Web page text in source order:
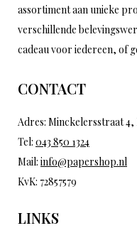
assortiment aan unieke
verschillende
cadeau voor iedereen, of
CONTACT
Adres: Minckelersstraat
Tel: 043 850 1324
Mail: info@papershop.nl
KvK: 72857579
LINKS